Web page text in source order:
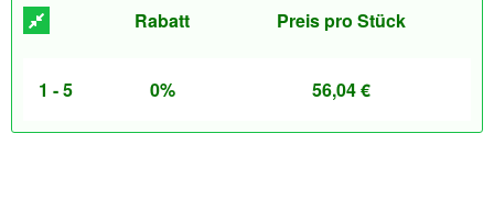
Rabatt Preis pro Stück
1 - 5 0% 56,04€